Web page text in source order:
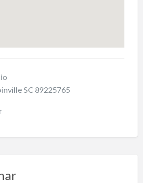
SC 89225765